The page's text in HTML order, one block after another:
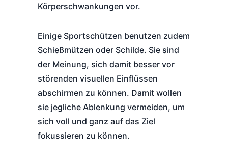
Körperschwankungen vor.
Einige Sportschützen benutzen zudem
Schießmützen oder Schilde. Sie sind
der Meinung, sich damit besser vor
störenden visuellen Einflüssen
abschirmen zu können. Damit wollen
sie jegliche Ablenkung vermeiden, um
sich voll und ganz auf das Ziel
fokussieren zu können.